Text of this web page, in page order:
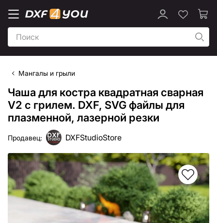
Мангалы и грыли
Чаша для костра квадратная сварная
V2 с грилем. DXF, SVG файлы для
плазменной, лазерной резки
Продавец: DXFStudioStore